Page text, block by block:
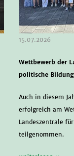
15.07.2026
Wettbewerb der
politische Bildung
Auch in diesem
erfolgreich am
Landeszentrale
teilgenommen.